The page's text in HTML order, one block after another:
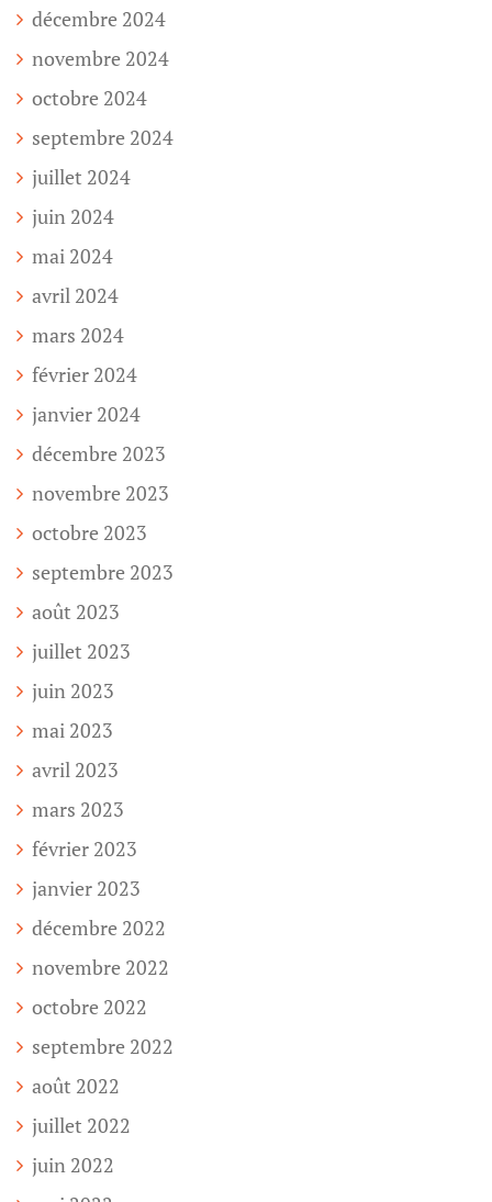
décembre 2024
novembre 2024
octobre 2024
septembre 2024
juillet 2024
juin 2024
mai 2024
avril 2024
mars 2024
février 2024
janvier 2024
décembre 2023
novembre 2023
octobre 2023
septembre 2023
août 2023
juillet 2023
juin 2023
mai 2023
avril 2023
mars 2023
février 2023
janvier 2023
décembre 2022
novembre 2022
octobre 2022
septembre 2022
août 2022
juillet 2022
juin 2022